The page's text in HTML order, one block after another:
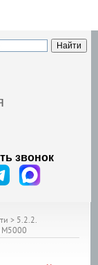
звонок
> 5.2.2.
M5000